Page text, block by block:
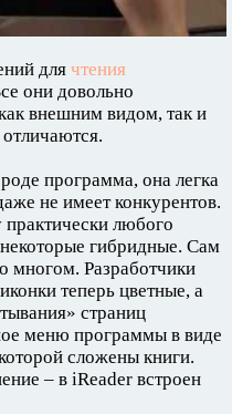
для чтения
они довольно
внешним видом, так и
программа, она легка
не имеет конкурентов.
любого
гибридные. Сам
многом. Разработчики
теперь цветные, а
страниц
меню программы в виде
сложены книги.
– в iReader встроен